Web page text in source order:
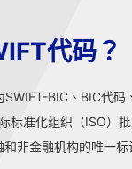
代码？
SWIFT-BIC、BIC代码
标准化组织（ISO）
非金融机构的唯一标